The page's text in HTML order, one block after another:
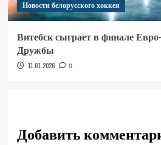
Новости белорусского хоккея
Витебск сыграет в финале
Дружбы
11.01.2026 0
Добавить